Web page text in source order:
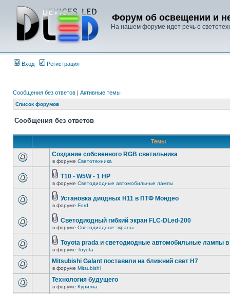
Форум об освещении и
На нашем форуме идет речь о
Вход Регистрация
Сообщения без ответов | Активные темы
Список форумов
Сообщения без ответов
Темы
Создание собсвенного RGB светильника
в форуме Светотехника
T10 - W5W - 1 HP
в форуме Светодиодные автомобильные лампы
Установка диодных Н11 в ПТФ Мондео
в форуме Ford
Светодиодный гибкий экран FLC-DLed-200
в форуме Светодиодные экраны
Toyota prada и светодиодные автомобильные лампы в
в форуме Toyota
Mitsubishi Galant поставили на ближний свет H7
в форуме Mitsubishi
Технология будущего
в форуме Курилка